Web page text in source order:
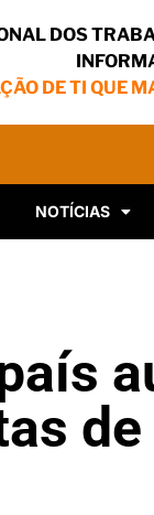
DOS
DE TI QUE
NOTÍCIAS